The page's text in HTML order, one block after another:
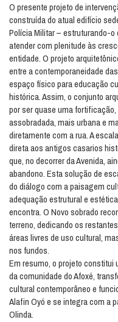
O presente projeto de
construída do atual edifício
Polícia Militar – estruturando-
atender com plenitude às
entidade. O projeto
entre a contemporaneidade
espaço físico para educação
histórica. Assim, o conjunto
por ser quase uma
assobradada, mais urbana e
diretamente com a rua. A
direta aos antigos casarios
que, no decorrer da Avenida,
abandono. Esta solução de
do diálogo com a paisagem
adequação estrutural e
encontra. O Novo sobrado
terreno, dedicando os
áreas livres de uso cultural,
nos fundos.
Em resumo, o projeto
da comunidade do Afoxé,
cultural contemporâneo e
Alafin Oyó e se integra com a
Olinda.